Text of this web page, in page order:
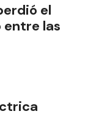
el
las